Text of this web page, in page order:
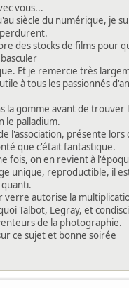
vous...
siècle du numérique, je
des stocks de films pour
Et je remercie très
à tous les passionnés
la gomme avant de
le palladium.
l'association, présente lors
que c'était fantastique.
fois, on en revient à
unique, reproductible, il
verre autorise la
Talbot, Legray, et
de la photographie.
ce sujet et bonne soirée